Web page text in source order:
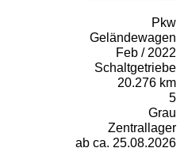
Pkw
Geländewagen
Feb / 2022
Schaltgetriebe
20.276 km
5
Grau
Zentrallager
ab ca. 25.08.2026